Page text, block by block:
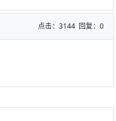
点击：3144 回复：0